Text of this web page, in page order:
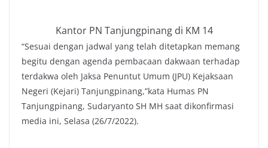
Kantor PN Tanjungpinang di KM 14
“Sesuai dengan jadwal yang telah ditetapkan memang
begitu dengan agenda pembacaan dakwaan terhadap
terdakwa oleh Jaksa Penuntut Umum (JPU) Kejaksaan
Negeri (Kejari) Tanjungpinang,”kata Humas PN
Tanjungpinang, Sudaryanto SH MH saat dikonfirmasi
media ini, Selasa (26/7/2022).